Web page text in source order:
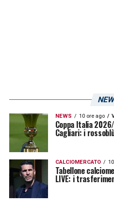
NEWS 10 ore ago
Coppa Italia
Cagliari: i
CALCIOMERCATO
Tabellone
LIVE: i